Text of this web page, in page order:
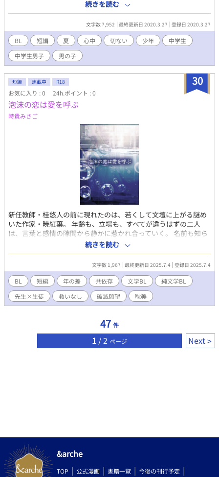
やってきた恋人の梓に、 『ボクと心中しない？』と持ちかけられ
る。 梓の提案に、七緒はなんて答えるのか……。 夏休みが始まる
前、終業式の日に心中する 男の子たちの共依存BL掌編ノベル。
続きを読む
文字数 7,952 最終更新日 2020.3.27 登録日 2020.3.27
BL 短編 夏 心中 切ない 少年
中学生
中学生男子
男の子
30
短編 連載中 R18
お気に入り : 0 24h.ポイント : 0
泡沫の恋は愛を呼ぶ
時貴みさご
新任教師・桂悠人の前に現れたのは、若くして文壇に上がる謎め
いた作家・暁紅葉。 年齢も、立場も、すべてが違うはずの二人
は、言葉と感情の隙間から静かに惹かれ合っていく。 名前も知ら
ない恋人。 嘘と真実のあわいで、それでも「君」を求めてしまう
のはなぜ？ これは、終わりから始まる、泡沫のような愛の物語。
※この作品には以下の要素が含まれます。 死生観・自己喪失・共
依存といった心理的に重たい主題 教師×教え子（年の差）という
倫理的にセンシティブな関係性 心中／自殺未遂に言及する描写
続きを読む
文字数 1,967 最終更新日 2025.7.4 登録日 2025.7.4
BL 短編 年の差 共依存 文学BL
純文学BL
先生×生徒
救いなし 破滅願望 耽美
47 件
1 / 2 ページ Next
&arche
TOP 公式漫画 書籍一覧 今後の刊行予定